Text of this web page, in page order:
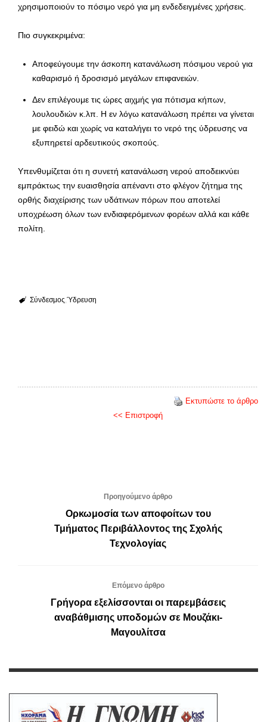
χρησιμοποιούν το πόσιμο νερό για μη ενδεδειγμένες χρήσεις.
Πιο συγκεκριμένα:
Αποφεύγουμε την άσκοπη κατανάλωση πόσιμου νερού για
καθαρισμό ή δροσισμό μεγάλων επιφανειών.
Δεν επιλέγουμε τις ώρες αιχμής για πότισμα κήπων,
λουλουδιών κ.λπ. Η εν λόγω κατανάλωση πρέπει να γίνεται
με φειδώ και χωρίς να καταλήγει το νερό της ύδρευσης να
εξυπηρετεί αρδευτικούς σκοπούς.
Υπενθυμίζεται ότι η συνετή κατανάλωση νερού αποδεικνύει
εμπράκτως την ευαισθησία απέναντι στο φλέγον ζήτημα της
ορθής διαχείρισης των υδάτινων πόρων που αποτελεί
υποχρέωση όλων των ενδιαφερόμενων φορέων αλλά και κάθε
πολίτη.
Σύνδεσμος Ύδρευση
Εκτυπώστε το άρθρο
<< Επιστροφή
Προηγούμενο άρθρο
Oρκωμοσία των αποφοίτων του
Τμήματος Περιβάλλοντος της Σχολής
Τεχνολογίας
Επόμενο άρθρο
Γρήγορα εξελίσσονται οι παρεμβάσεις
αναβάθμισης υποδομών σε Μουζάκι-
Μαγουλίτσα